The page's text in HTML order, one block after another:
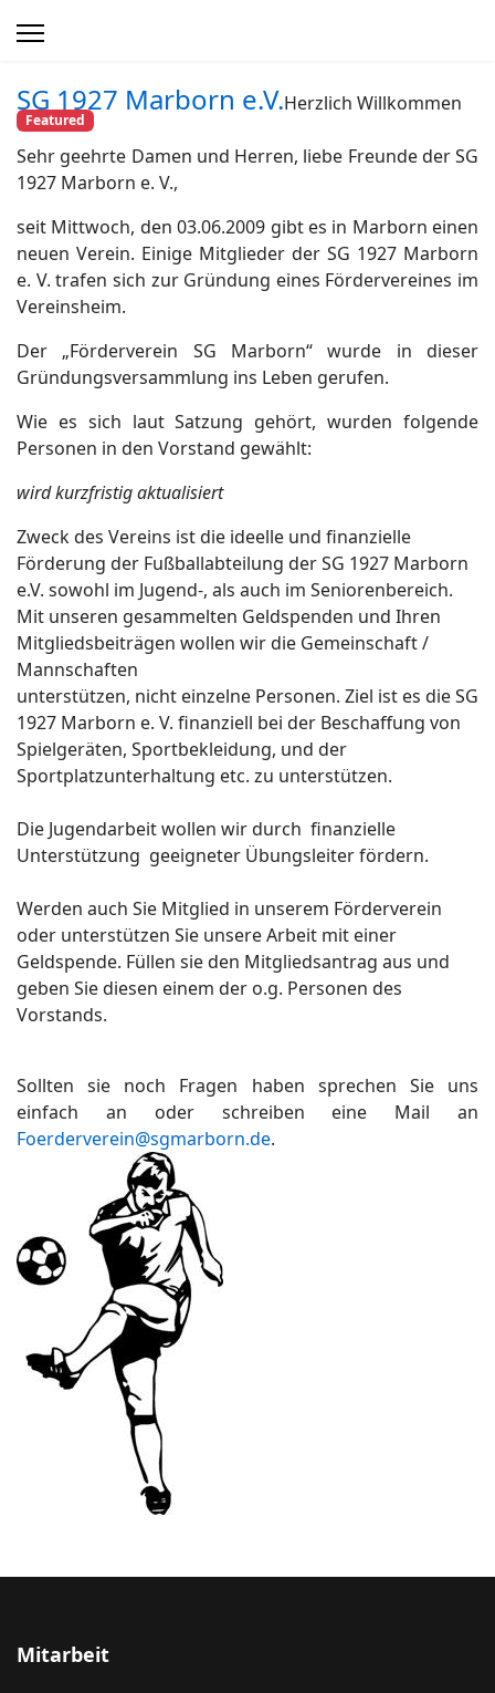
SG 1927 Marborn e.V.Herzlich Willkommen
Featured
Sehr geehrte Damen und Herren, liebe Freunde der SG
1927 Marborn e. V.,
seit Mittwoch, den 03.06.2009 gibt es in Marborn einen
neuen Verein. Einige Mitglieder der SG 1927 Marborn
e. V. trafen sich zur Gründung eines Fördervereines im
Vereinsheim.
Der „Förderverein SG Marborn“ wurde in dieser
Gründungsversammlung ins Leben gerufen.
Wie es sich laut Satzung gehört, wurden folgende
Personen in den Vorstand gewählt:
wird kurzfristig aktualisiert
Zweck des Vereins ist die ideelle und finanzielle
Förderung der Fußballabteilung der SG 1927 Marborn
e.V. sowohl im Jugend-, als auch im Seniorenbereich.
Mit unseren gesammelten Geldspenden und Ihren
Mitgliedsbeiträgen wollen wir die Gemeinschaft /
Mannschaften
unterstützen, nicht einzelne Personen. Ziel ist es die SG
1927 Marborn e. V. finanziell bei der Beschaffung von
Spielgeräten, Sportbekleidung, und der
Sportplatzunterhaltung etc. zu unterstützen.
Die Jugendarbeit wollen wir durch finanzielle
Unterstützung geeigneter Übungsleiter fördern.
Werden auch Sie Mitglied in unserem Förderverein
oder unterstützen Sie unsere Arbeit mit einer
Geldspende. Füllen sie den Mitgliedsantrag aus und
geben Sie diesen einem der o.g. Personen des
Vorstands.
Sollten sie noch Fragen haben sprechen Sie uns
einfach an oder schreiben eine Mail an
Foerderverein@sgmarborn.de.
Mitarbeit
anzeigen